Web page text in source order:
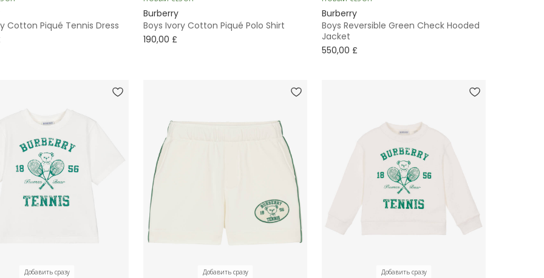
Cotton Piqué Tennis Dress
Burberry
Boys Ivory Cotton Piqué Polo Shirt
190,00 £
Burberry
Boys Reversible Green Check Hooded
Jacket
550,00 £
Добавить сразу Добавить сразу Добавить сразу